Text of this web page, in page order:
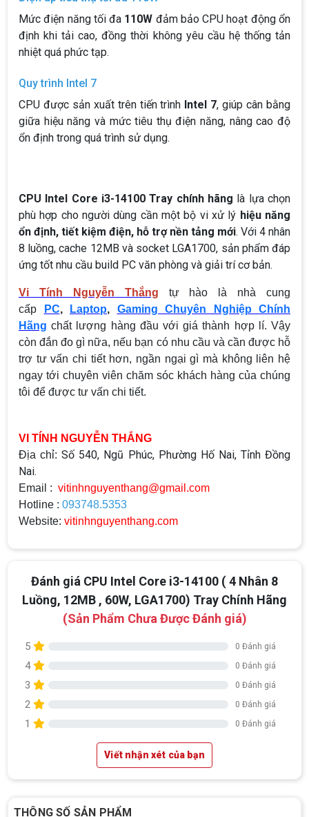
Mức điện năng tối đa 110W đảm bảo CPU hoạt động ổn
định khi tải cao, đồng thời không yêu cầu hệ thống tản
nhiệt quá phức tạp.
Quy trình Intel 7
CPU được sản xuất trên tiến trình Intel 7, giúp cân bằng
giữa hiệu năng và mức tiêu thụ điện năng, nâng cao độ
ổn định trong quá trình sử dụng.
CPU Intel Core i3-14100 Tray chính hãng là lựa chọn
phù hợp cho người dùng cần một bộ vi xử lý hiệu năng
ổn định, tiết kiệm điện, hỗ trợ nền tảng mới. Với 4 nhân
8 luồng, cache 12MB và socket LGA1700, sản phẩm đáp
ứng tốt nhu cầu build PC văn phòng và giải trí cơ bản.
Vi Tính Nguyễn Thắng tự hào là nhà cung
cấp
PC, Laptop, Gaming Chuyên Nghiệp Chính
Hãng chất lượng hàng đầu với giá thành hợp lí. Vậy
còn đắn đo gì nữa, nếu bạn có nhu cầu và cần được hỗ
trợ tư vấn chi tiết hơn, ngần ngại gì mà không liên hệ
ngay tới chuyên viên chăm sóc khách hàng của chúng
tôi để được tư vấn chi tiết.
VI TÍNH NGUYỄN THẮNG
Địa chỉ:Số 540, Ngũ Phúc, Phường Hố Nai, Tỉnh Đồng
Nai.
Email : vitinhnguyenthang@gmail.com
Hotline : 093748.5353
Website: vitinhnguyenthang.com
Đánh giá CPU Intel Core i3-14100 ( 4 Nhân 8
Luồng, 12MB , 60W, LGA1700) Tray Chính Hãng
(Sản Phẩm Chưa Được Đánh giá)
5 0 Đánh giá
4 0 Đánh giá
3 0 Đánh giá
2 0 Đánh giá
1 0 Đánh giá
Viết nhận xét của bạn
THÔNG SỐ SẢN PHẨM